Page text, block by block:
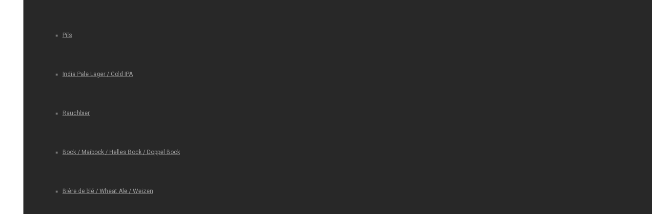
Pils
India Pale Lager / Cold IPA
Rauchbier
Bock / Maibock / Helles Bock / Doppel Bock
Bière de blé / Wheat Ale / Weizen